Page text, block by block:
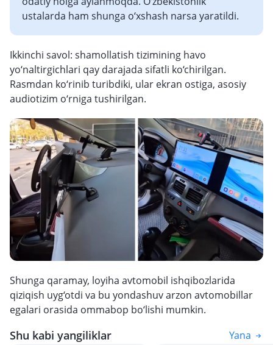
ustalarda ham shunga o‘xshash narsa yaratildi.
Ikkinchi savol: shamollatish tizimining havo
yo‘naltirgichlari qay darajada sifatli ko‘chirilgan.
Rasmdan ko‘rinib turibdiki, ular ekran ostiga, asosiy
audiotizim o‘rniga tushirilgan.
Shunga qaramay, loyiha avtomobil ishqibozlarida
qiziqish uyg‘otdi va bu yondashuv arzon avtomobillar
egalari orasida ommabop bo‘lishi mumkin.
Shu kabi yangiliklar Yana